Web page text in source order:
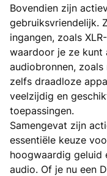
Bovendien zijn
gebruiksvriendelijk.
ingangen, zoals
waardoor je ze kunt
audiobronnen,
zelfs draadloze
veelzijdig en
toepassingen.
Samengevat zijn
essentiële keuze
hoogwaardig geluid
audio. Of je nu een